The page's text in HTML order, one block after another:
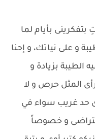
بأيام لما
و على نياتك، و إحنا
الطيبة بزيادة و
المثل حرص و لا
حد غريب سواء في
و خصوصاً